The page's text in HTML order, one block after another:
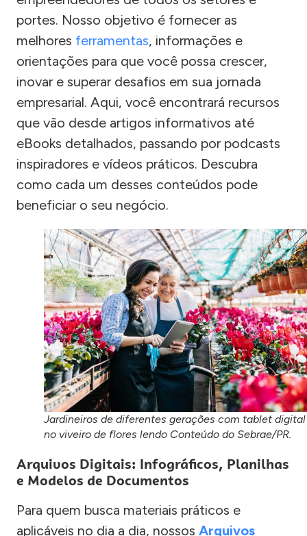
portes. Nosso objetivo é fornecer as
melhores ferramentas, informações e
orientações para que você possa crescer,
inovar e superar desafios em sua jornada
empresarial. Aqui, você encontrará recursos
que vão desde artigos informativos até
eBooks detalhados, passando por podcasts
inspiradores e vídeos práticos. Descubra
como cada um desses conteúdos pode
beneficiar o seu negócio.
Jardineiros de diferentes gerações com tablet digital
no viveiro de flores lendo Conteúdo do Sebrae/PR.
Arquivos Digitais: Infográficos, Planilhas
e Modelos de Documentos
Para quem busca materiais práticos e
aplicáveis no dia a dia, nossos Arquivos